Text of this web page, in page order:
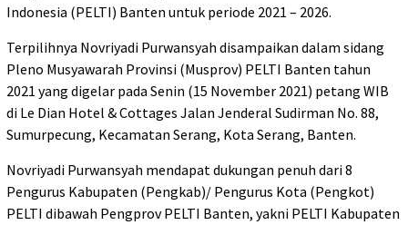
Indonesia (PELTI) Banten untuk periode 2021 – 2026.
Terpilihnya Novriyadi Purwansyah disampaikan dalam sidang
Pleno Musyawarah Provinsi (Musprov) PELTI Banten tahun
2021 yang digelar pada Senin (15 November 2021) petang WIB
di Le Dian Hotel & Cottages Jalan Jenderal Sudirman No. 88,
Sumurpecung, Kecamatan Serang, Kota Serang, Banten.
Novriyadi Purwansyah mendapat dukungan penuh dari 8
Pengurus Kabupaten (Pengkab)/ Pengurus Kota (Pengkot)
PELTI dibawah Pengprov PELTI Banten, yakni PELTI Kabupaten